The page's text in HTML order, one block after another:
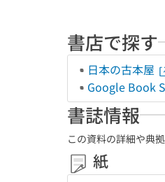
書店で探す
日本の古本屋
Google Book
書誌情報
この資料の詳細や典
紙